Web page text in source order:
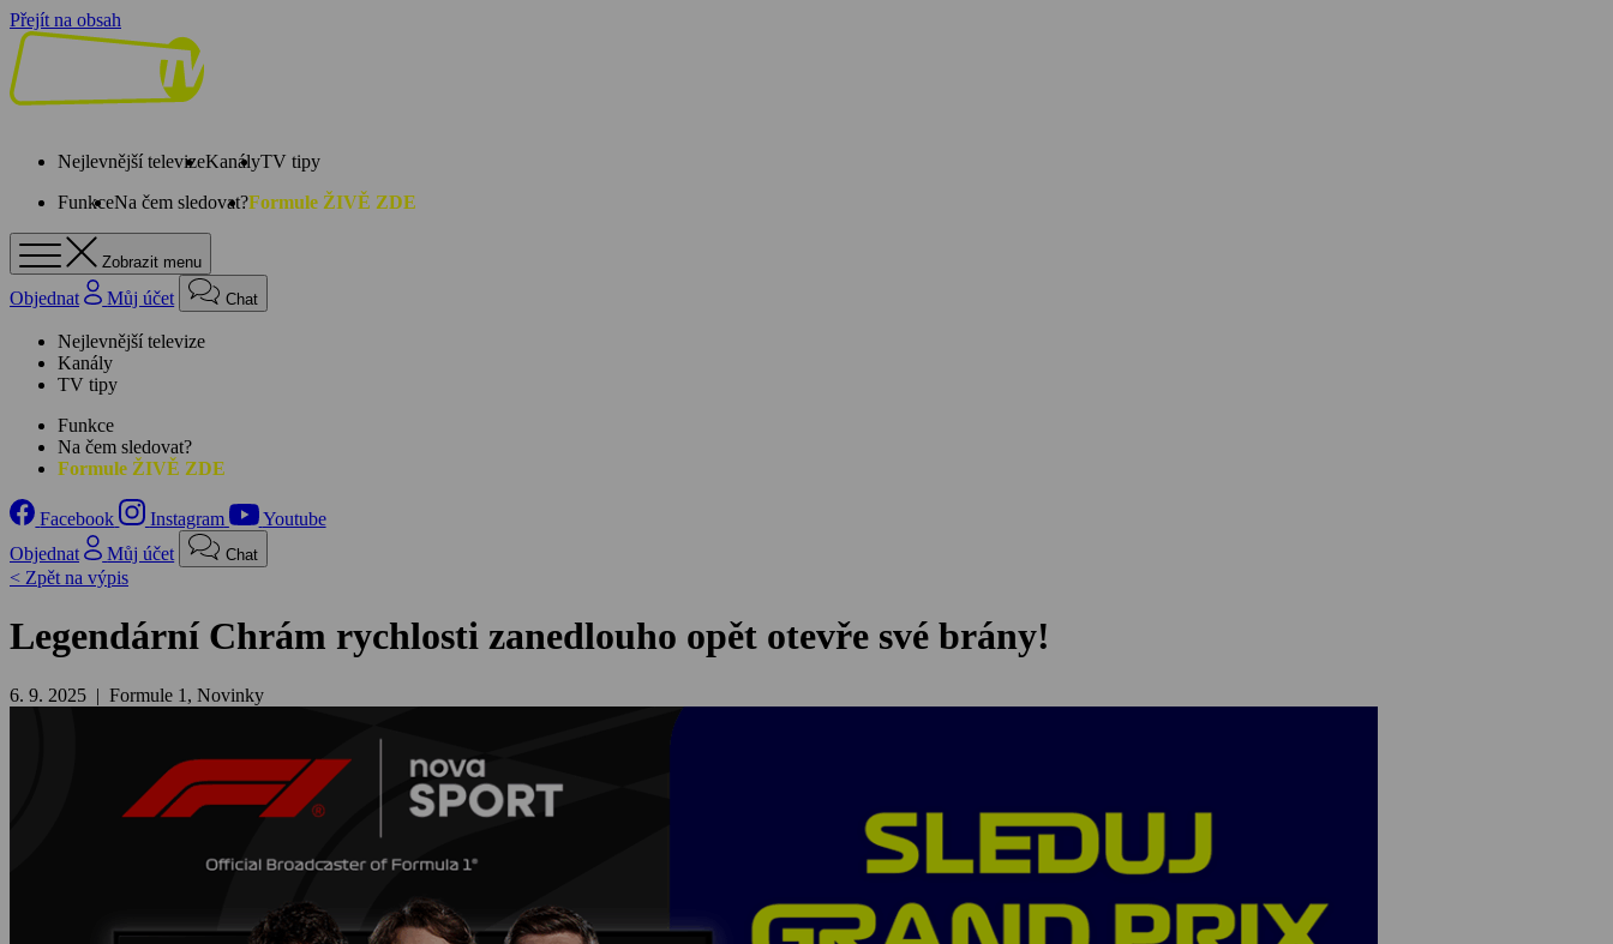
Přejít na obsah
Nejlevnější televizeKanályTV tipy
FunkceNa čem sledovat?Formule ŽIVĚ ZDE
Zobrazit menu
Objednat Můj účet Chat
Nejlevnější televize
Kanály
TV tipy
Funkce
Na čem sledovat?
Formule ŽIVĚ ZDE
Facebook Instagram
Youtube
Objednat
Můj účet Chat
< Zpět na výpis
Legendární Chrám rychlosti zanedlouho opět otevře své brány!
6. 9. 2025 | Formule 1, Novinky